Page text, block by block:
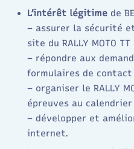
L’intérêt légitime de
– assurer la sécurité
site du RALLY MOTO TT
– répondre aux
formulaires de contact
– organiser le RALLY
épreuves au calendrier
– développer et
internet.